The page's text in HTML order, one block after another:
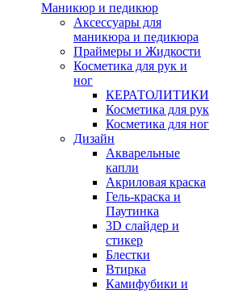
Маникюр и педикюр
Аксессуары для
маникюра и педикюра
Праймеры и Жидкости
Косметика для рук и
ног
КЕРАТОЛИТИКИ
Косметика для рук
Косметика для ног
Дизайн
Акварельные
капли
Акриловая краска
Гель-краска и
Паутинка
3D слайдер и
стикер
Блестки
Втирка
Камифубики и